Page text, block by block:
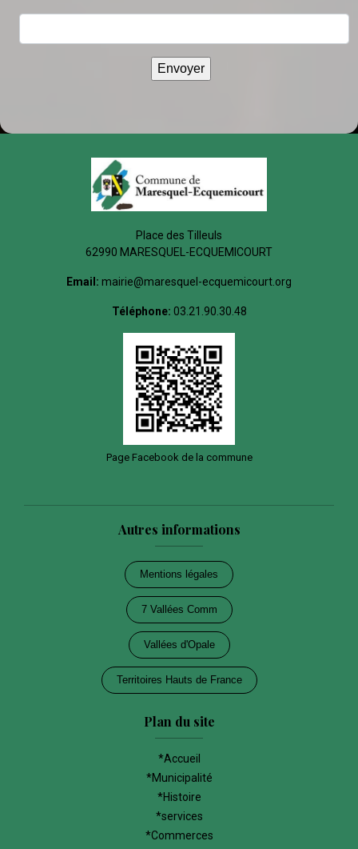
Place des Tilleuls
62990 MARESQUEL-ECQUEMICOURT
Email: mairie@maresquel-ecquemicourt.org
Téléphone: 03.21.90.30.48
Page Facebook de la commune
Autres informations
Mentions légales
7 Vallées Comm
Vallées d'Opale
Territoires Hauts de France
Plan du site
*Accueil
*Municipalité
*Histoire
*services
*Commerces